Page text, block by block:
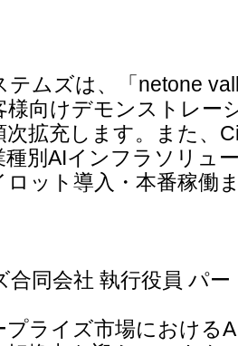
ムズは、「netone
様向けデモンストレー
拡充します。また、
別AIインフラソリュ
ロット導入・本番稼働
同会社 執行役員 パ
プライズ市場における